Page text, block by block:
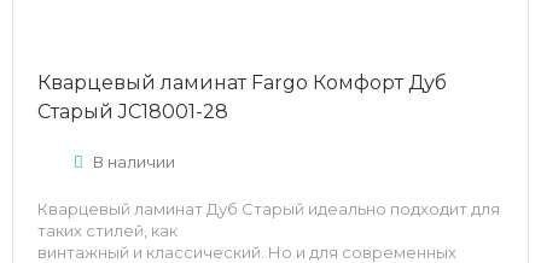
Кварцевый ламинат Fargo Комфорт Дуб
Старый JC18001-28
В наличии
Кварцевый ламинат Дуб Старый идеально подходит для
таких стилей, как
винтажный и классический. Но и для современных